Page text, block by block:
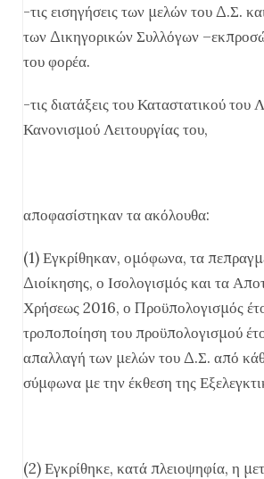
-τις εισηγήσεις των μελών του Δ.Σ.
των Δικηγορικών Συλλόγων
του φορέα.
-τις διατάξεις του Καταστατικού
Κανονισμού Λειτουργίας του,
αποφασίστηκαν τα ακόλουθα:
(1) Εγκρίθηκαν, ομόφωνα, τα
Διοίκησης, ο Ισολογισμός και τα
Χρήσεως 2016, ο Προϋπολογισμός
τροποποίηση του προϋπολογισμού
απαλλαγή των μελών του Δ.Σ. από
σύμφωνα με την έκθεση της
(2) Εγκρίθηκε, κατά πλειοψηφία, η